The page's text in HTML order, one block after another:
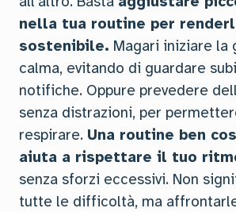
nella tua routine per
sostenibile. Magari iniziare la
calma, evitando di guardare
notifiche. Oppure prevedere
senza distrazioni, per
respirare. Una routine ben
aiuta a rispettare il tuo
senza sforzi eccessivi. Non
tutte le difficoltà, ma